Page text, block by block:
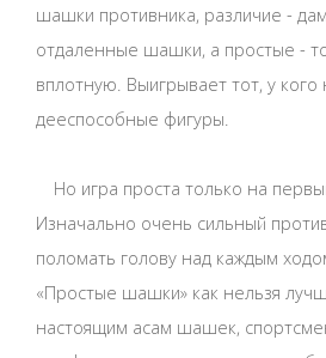
шашки противника, различие -
отдаленные шашки, а простые -
вплотную. Выигрывает тот, у кого
дееспособные фигуры.
Но игра проста только на
Изначально очень сильный
поломать голову над каждым
«Простые шашки» как нельзя
настоящим асам шашек,